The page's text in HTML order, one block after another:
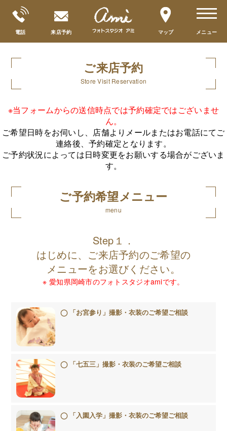
ご来店予約
Store Visit Reservation
※当フォームからの送信時点では予約確定ではございませ
ん。
ご希望日時をお伺いし、店舗よりメールまたはお電話にてご
連絡後、予約確定となります。
ご予約状況によっては日時変更をお願いする場合がございま
す。
ご予約希望メニュー
menu
Step１．
はじめに、ご来店予約のご希望の
メニューをお選びください。
※ 愛知県岡崎市のフォトスタジオamiです。
「お宮参り」撮影・衣装のご希望ご相談
「七五三」撮影・衣装のご希望ご相談
「入園入学」撮影・衣装のご希望ご相談
toggle
電話 来店予約 マップ メニュー